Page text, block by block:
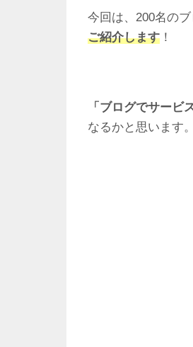
今回は、200名のブ
ご紹介します ！
「ブログでサービ
なるかと思います。